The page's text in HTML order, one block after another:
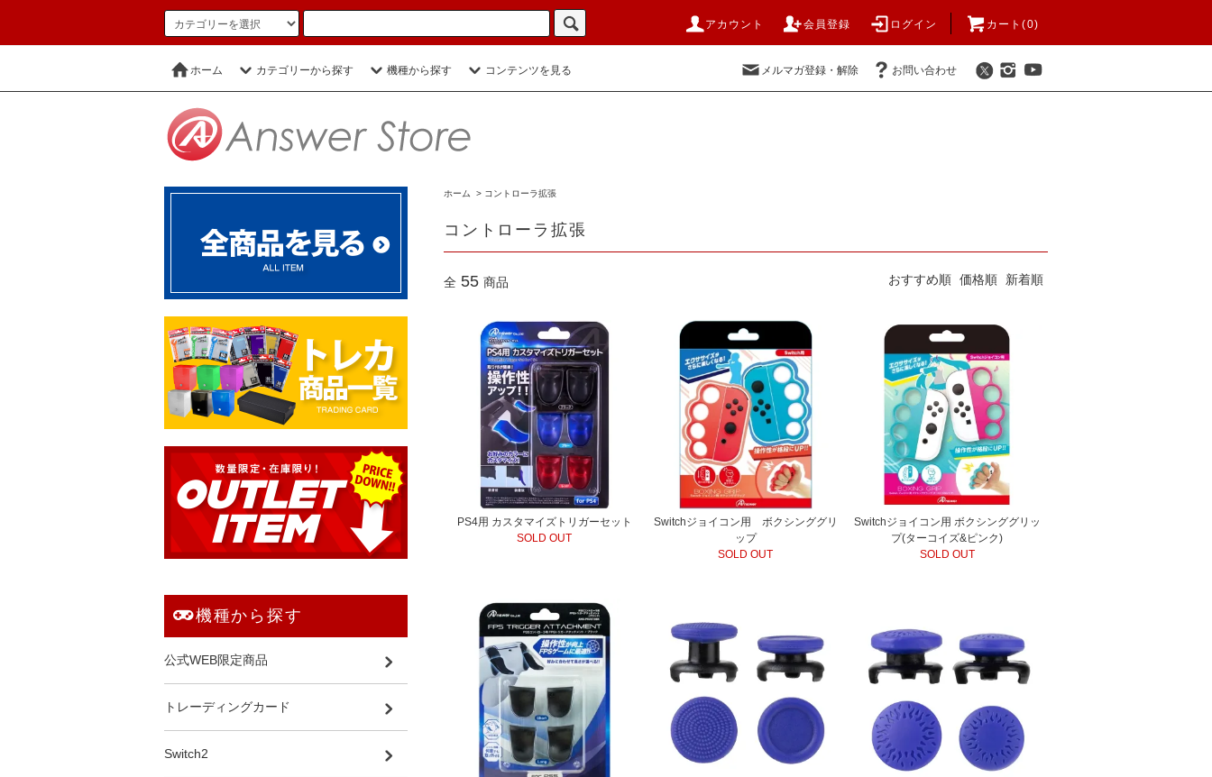
アカウント 会員登録 ログイン カート(0)
ホーム カテゴリーから探す 機種から探す コンテンツを見る メルマガ登録・解除 お問い合わせ
ホーム > コントローラ拡張
コントローラ拡張
全 55 商品 おすすめ順 価格順 新着順
PS4用 カスタマイズトリガーセット
SOLD OUT
Switchジョイコン用 ボクシンググリ
ップ
SOLD OUT
Switchジョイコン用 ボクシンググリッ
プ(ターコイズ&ピンク)
SOLD OUT
機種から探す
公式WEB限定商品
トレーディングカード
Switch2